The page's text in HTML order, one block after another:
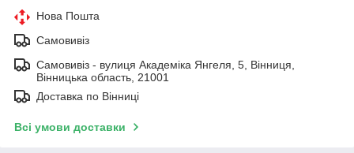
Нова Пошта
Самовивіз
Самовивіз - вулиця Академіка Янгеля, 5, Вінниця,
Вінницька область, 21001
Доставка по Вінниці
Всі умови доставки